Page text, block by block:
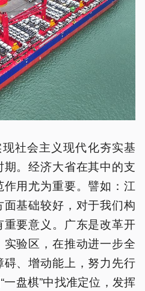
社会主义现代化夯实基
。经济大省在其中的支
用尤为重要。譬如：江
基础较好，对于我们构
要意义。广东是改革开
验区，在推动进一步全
、增动能上，努力先行
盘棋”中找准定位，发挥